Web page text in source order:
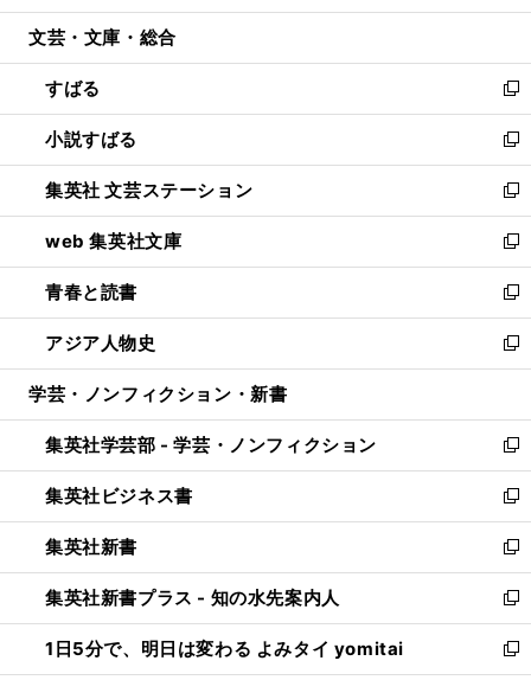
開
ウ
開
く
ン
ウ
で
開
く
ウ
ン
ド
ウ
で
開
く
文芸・文庫・総合
すばる
新
し
い
ウ
ィ
ン
ド
ウ
で
開
く
小説すばる
新
し
い
ウ
ィ
ン
ド
ウ
で
開
集英社 文芸ステーション
新
し
い
ウ
ィ
ン
ド
ウ
開
く
web 集英社文庫
新
し
い
ウ
ィ
ン
ウ
で
開
く
青春と読書
新
し
い
ウ
ン
ド
ウ
で
開
く
アジア人物史
新
し
ウ
ィ
ン
ド
ウ
で
開
く
学芸・ノンフィクション・新書
集英社学芸部 - 学芸・ノンフィクション
新
し
い
ウ
ィ
ン
ド
ウ
で
開
集英社ビジネス書
新
し
い
ウ
ィ
ン
ド
ウ
集英社新書
新
し
い
ウ
ィ
集英社新書プラス - 知の水先案内人
新
し
い
1日5分で、明日は変わる よみタイ yomitai
新